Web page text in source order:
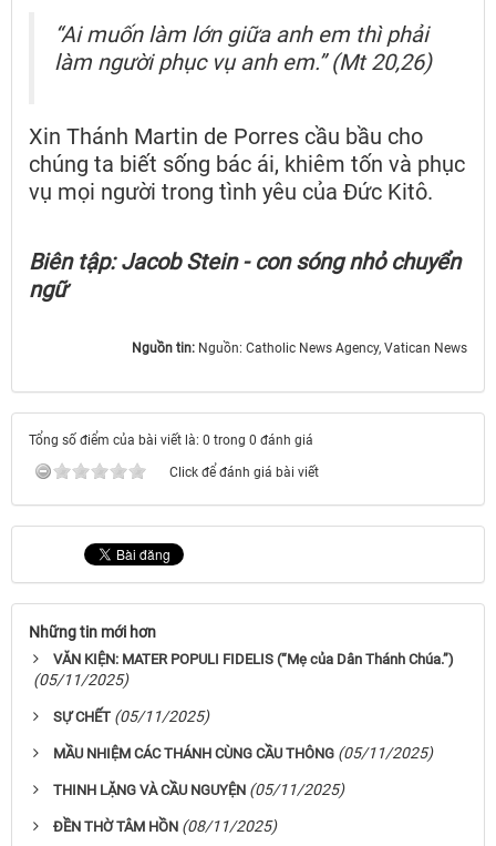
“Ai muốn làm lớn giữa anh em thì phải
làm người phục vụ anh em.”(Mt 20,26)
Xin Thánh Martin de Porres cầu bầu cho
chúng ta biết sống bác ái, khiêm tốn và phục
vụ mọi người trong tình yêu của Đức Kitô.
Biên tập:Jacob Stein - con sóng nhỏ chuyển
ngữ
Nguồn tin: Nguồn: Catholic News Agency, Vatican News
Tổng số điểm của bài viết là: 0 trong 0 đánh giá
Click để đánh giá bài viết
Những tin mới hơn
VĂN KIỆN: MATER POPULI FIDELIS (“Mẹ của Dân Thánh Chúa.”)
(05/11/2025)
SỰ CHẾT (05/11/2025)
MẦU NHIỆM CÁC THÁNH CÙNG CẦU THÔNG (05/11/2025)
THINH LẶNG VÀ CẦU NGUYỆN (05/11/2025)
ĐỀN THỜ TÂM HỒN (08/11/2025)